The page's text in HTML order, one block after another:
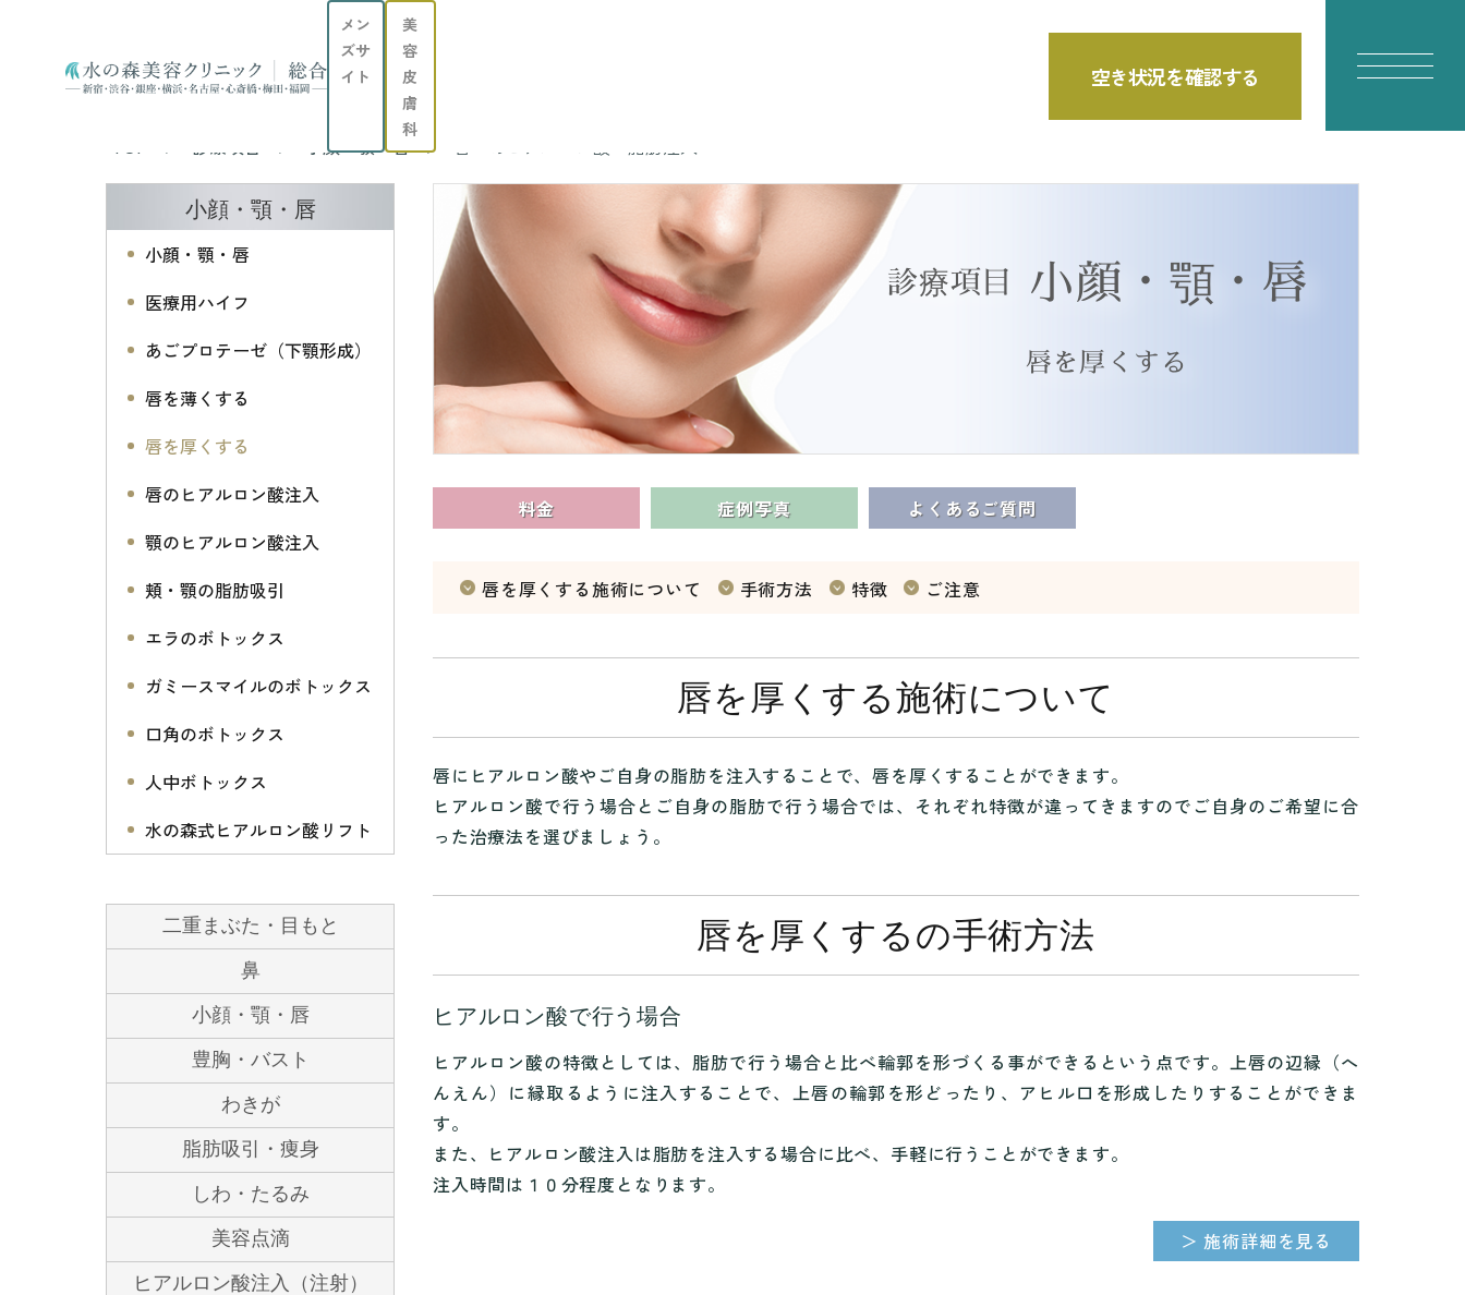
メン
ズサ
イト
美
容
皮
膚
科
空き状況を確認する
TOP 診療項目 小顔・顎・唇 唇へのヒアルロン酸・脂肪注入
小顔・顎・唇
小顔・顎・唇
医療用ハイフ
あごプロテーゼ（下顎形成）
唇を薄くする
唇を厚くする
唇のヒアルロン酸注入
顎のヒアルロン酸注入
頬・顎の脂肪吸引
エラのボトックス
ガミースマイルのボトックス
口角のボトックス
人中ボトックス
水の森式ヒアルロン酸リフト
二重まぶた・目もと
鼻
小顔・顎・唇
豊胸・バスト
わきが
脂肪吸引・痩身
しわ・たるみ
美容点滴
ヒアルロン酸注入（注射）
診療項目 小顔・顎・唇
唇を厚くする
料金 症例写真 よくあるご質問
唇を厚くする施術について 手術方法 特徴 ご注意
唇を厚くする施術について
唇にヒアルロン酸やご自身の脂肪を注入することで、唇を厚くすることができます。
ヒアルロン酸で行う場合とご自身の脂肪で行う場合では、それぞれ特徴が違ってきますのでご自身のご希望に合
った治療法を選びましょう。
唇を厚くするの手術方法
ヒアルロン酸で行う場合
ヒアルロン酸の特徴としては、脂肪で行う場合と比べ輪郭を形づくる事ができるという点です。上唇の辺縁（へ
んえん）に縁取るように注入することで、上唇の輪郭を形どったり、アヒル口を形成したりすることができま
す。
また、ヒアルロン酸注入は脂肪を注入する場合に比べ、手軽に行うことができます。
注入時間は１０分程度となります。
＞ 施術詳細を見る